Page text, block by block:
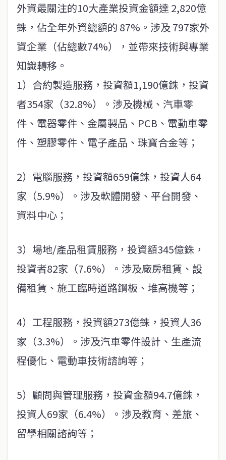
外資最關注的10大產業投資金額達 2,820億
銖，佔全年外資總額的 87%。涉及 797家外
資企業（佔總數74%），並帶來技術與專業
知識轉移。
1）合約製造服務，投資額1,190億銖，投資
者354家（32.8%）。涉及機械、汽車零
件、電器零件、金屬製品、PCB、電動車零
件、塑膠零件、電子產品、珠寶合金等；
2）電腦服務，投資額659億銖，投資人64
家（5.9%）。涉及軟體開發、平台開發、
資料中心；
3）場地/產品租賃服務，投資額345億銖，
投資者82家（7.6%）。涉及廠房租賃、設
備租賃、施工臨時道路鋼板、堆高機等；
4）工程服務，投資額273億銖，投資人36
家（3.3%）。涉及汽車零件設計、生產流
程優化、電動車技術諮詢等；
5）顧問與管理服務，投資金額94.7億銖，
投資人69家（6.4%）。涉及教育、差旅、
留學相關諮詢等；